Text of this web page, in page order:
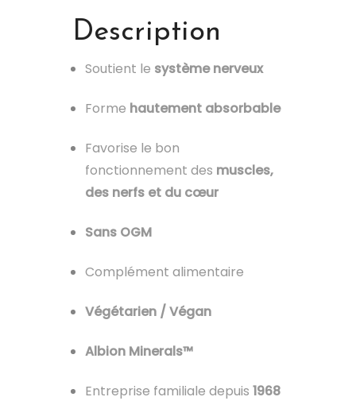
Description
Soutient le système nerveux
Forme hautement absorbable
Favorise le bon
fonctionnement des muscles,
des nerfs et du cœur
Sans OGM
Complément alimentaire
Végétarien / Végan
Albion Minerals™
Entreprise familiale depuis 1968